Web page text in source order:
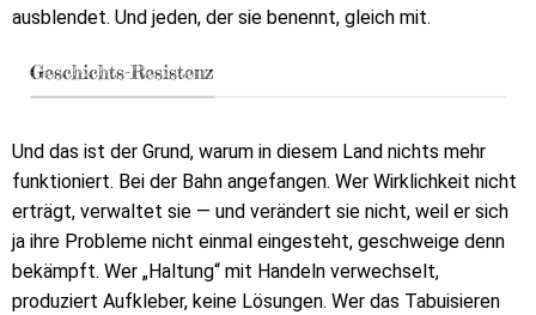
ausblendet. Und jeden, der sie benennt, gleich mit.
Geschichts-Resistenz
Und das ist der Grund, warum in diesem Land nichts mehr
funktioniert. Bei der Bahn angefangen. Wer Wirklichkeit nicht
erträgt, verwaltet sie — und verändert sie nicht, weil er sich
ja ihre Probleme nicht einmal eingesteht, geschweige denn
bekämpft. Wer „Haltung“ mit Handeln verwechselt,
produziert Aufkleber, keine Lösungen. Wer das Tabuisieren